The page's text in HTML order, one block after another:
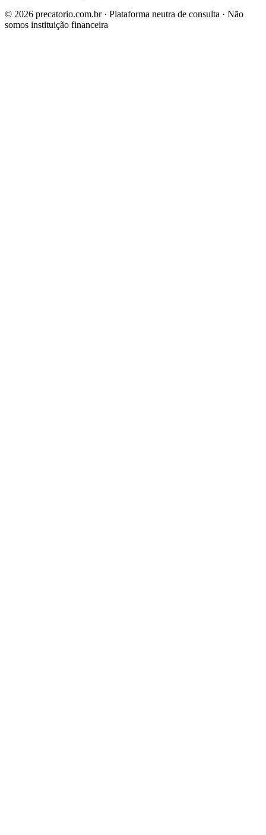
© 2026 precatorio.com.br · Plataforma neutra de consulta · Não
somos instituição financeira